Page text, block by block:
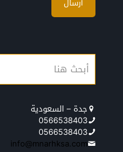
جدة – السعودية
0566538403
0566538403
info@mnarhksa.com